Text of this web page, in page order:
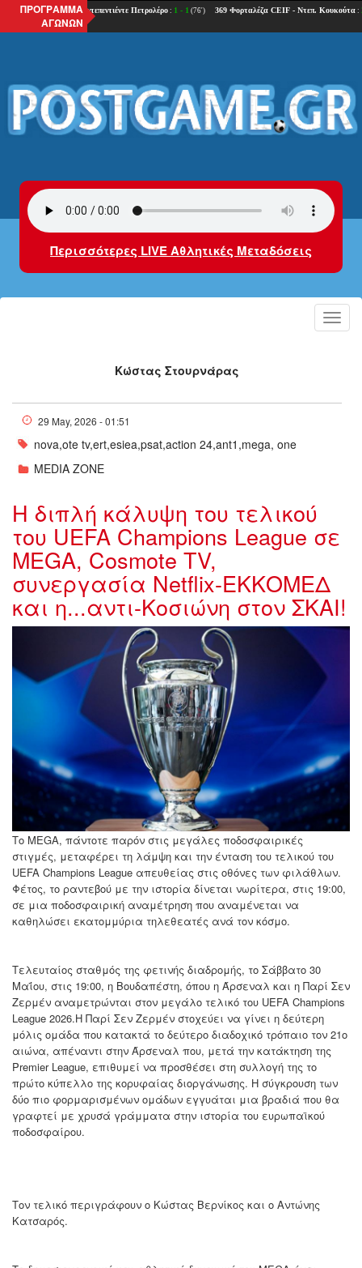
ΠΡΟΓΡΑΜΜΑ
ΑΓΩΝΩΝ
Περισσότερες LIVE Αθλητικές Μεταδόσεις
Κώστας Στουρνάρας
29 May, 2026 - 01:51
nova,ote tv,ert,esiea,psat,action 24,ant1,mega, one
MEDIA ZONE
Η διπλή κάλυψη του τελικού
του UEFA Champions League σε
MEGA, Cosmote TV,
συνεργασία Netflix-ΕΚΚΟΜΕΔ
και η...αντι-Κοσιώνη στον ΣΚΑΙ!
champions-telikos.jpg
Το MEGA, πάντοτε παρόν στις μεγάλες ποδοσφαιρικές
στιγμές, μεταφέρει τη λάμψη και την ένταση του τελικού του
UEFA Champions League απευθείας στις οθόνες των φιλάθλων.
Φέτος, το ραντεβού με την ιστορία δίνεται νωρίτερα, στις 19:00,
σε μια ποδοσφαιρική αναμέτρηση που αναμένεται να
καθηλώσει εκατομμύρια τηλεθεατές ανά τον κόσμο.
Τελευταίος σταθμός της φετινής διαδρομής, το Σάββατο 30
Μαΐου, στις 19:00, η Βουδαπέστη, όπου η Άρσεναλ και η Παρί Σεν
Ζερμέν αναμετρώνται στον μεγάλο τελικό του UEFA Champions
League 2026.Η Παρί Σεν Ζερμέν στοχεύει να γίνει η δεύτερη
μόλις ομάδα που κατακτά το δεύτερο διαδοχικό τρόπαιο τον 21ο
αιώνα, απέναντι στην Άρσεναλ που, μετά την κατάκτηση της
Premier League, επιθυμεί να προσθέσει στη συλλογή της το
πρώτο κύπελλο της κορυφαίας διοργάνωσης. Η σύγκρουση των
δύο πιο φορμαρισμένων ομάδων εγγυάται μια βραδιά που θα
γραφτεί με χρυσά γράμματα στην ιστορία του ευρωπαϊκού
ποδοσφαίρου.
Τον τελικό περιγράφουν ο Κώστας Βερνίκος και ο Αντώνης
Κατσαρός.